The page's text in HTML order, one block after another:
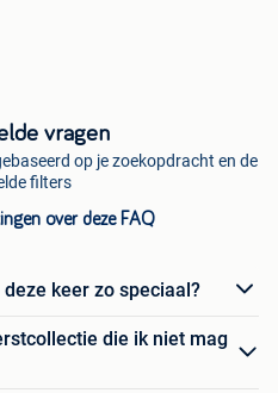
vragen
op je zoekopdracht en de
filters
over deze FAQ
keer zo speciaal?
die ik niet mag